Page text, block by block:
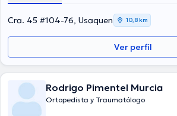
Cra. 45 #104-76, Usaquen 10,8 km
Ver perfil
Rodrigo Pimentel Murcia
Ortopedista y Traumatólogo